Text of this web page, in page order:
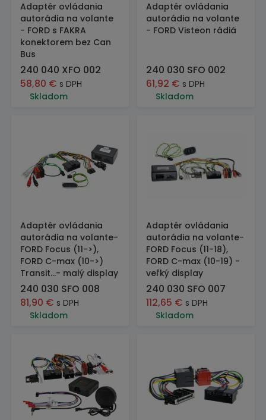
Adaptér ovládania
autorádia na volante
- FORD s FAKRA
konektorem bez Can
Bus
240 040 XFO 002
58,80 € s DPH
Skladom
Adaptér ovládania
autorádia na volante
- FORD Visteon rádiá
240 030 SFO 002
61,92 € s DPH
Skladom
Adaptér ovládania
autorádia na volante-
FORD Focus (11->),
FORD C-max (10->)
Transit...- malý display
240 030 SFO 008
81,90 € s DPH
Skladom
Adaptér ovládania
autorádia na volante-
FORD Focus (11-18),
FORD C-max (10-19) -
veľký display
240 030 SFO 007
112,65 € s DPH
Skladom